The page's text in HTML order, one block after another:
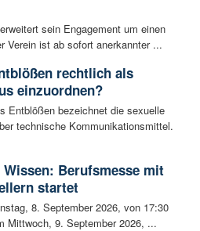
sein Engagement um einen
Verein ist ab sofort anerkannter ...
rechtlich als
einzuordnen?
Entblößen bezeichnet die sexuelle
technische Kommunikationsmittel.
Wissen: Berufsmesse mit
startet
8. September 2026, von 17:30
Mittwoch, 9. September 2026, ...